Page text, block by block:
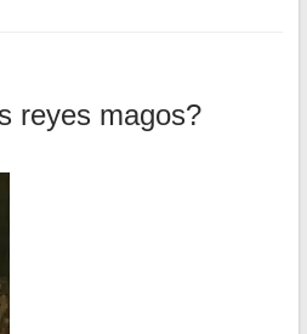
reyes magos?